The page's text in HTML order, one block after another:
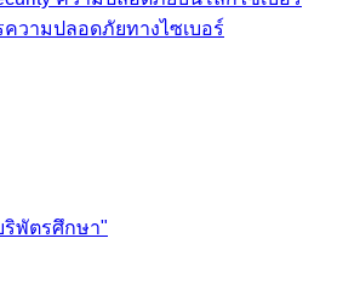
ความปลอดภัยทางไซเบอร์
ริพัตรศึกษา"